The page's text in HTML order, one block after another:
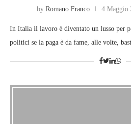
by Romano Franco 4 Maggio
In Italia il lavoro è diventato un lusso per
politici se la paga è da fame, alle volte,